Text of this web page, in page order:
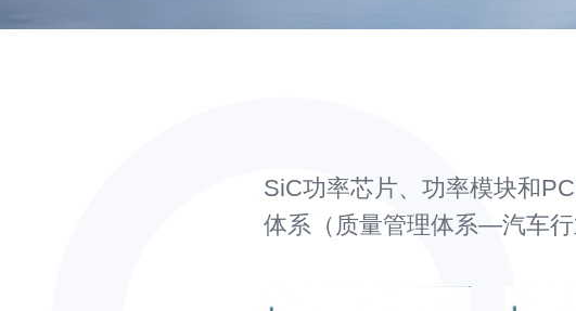
SiC功率芯片、功率模块和
体系（质量管理体系—汽车行